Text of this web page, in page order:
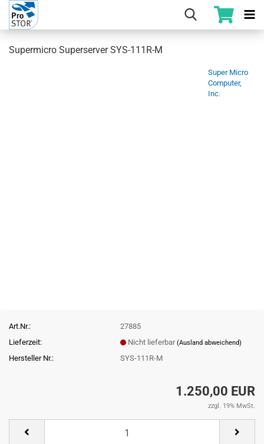
Supermicro Superserver SYS-111R-M
Super Micro
Computer,
Inc.
Art.Nr.:
27885
Lieferzeit:
Nicht lieferbar(Ausland abweichend)
Hersteller Nr.: SYS-111R-M
1.250,00 EUR
zzgl. 19% MwSt.